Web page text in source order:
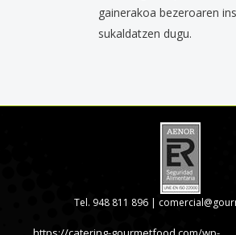
gainerakoa bezeroaren
sukaldatzen dugu.
Tel. 948 811 896 |